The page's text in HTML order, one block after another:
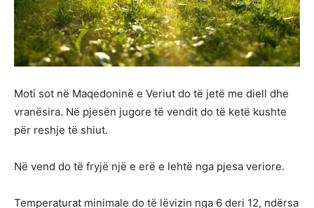
Moti sot në Maqedoninë e Veriut do të jetë me diell dhe
vranësira. Në pjesën jugore të vendit do të ketë kushte
për reshje të shiut.
Në vend do të fryjë një e erë e lehtë nga pjesa veriore.
Temperaturat minimale do të lëvizin nga 6 deri 12, ndërsa